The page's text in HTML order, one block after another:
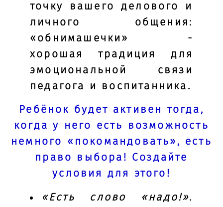
точку вашего делового и
личного общения:
«обнимашечки» -
хорошая традиция для
эмоциональной связи
педагога и воспитанника.
Ребёнок будет активен тогда,
когда у него есть возможность
немного «покомандовать», есть
право выбора! Создайте
условия для этого!
«Есть слово «надо!».